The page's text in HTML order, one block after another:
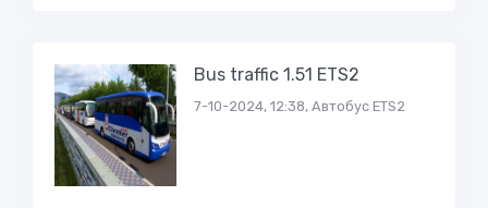
Bus traffic 1.51 ETS2
7-10-2024, 12:38, Автобус ETS2